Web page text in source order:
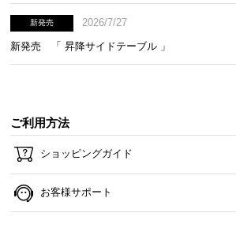
新発売
2026/7/27
新発売 「 昇降サイドテーブル 」
ご利用方法
ショッピングガイド
お客様サポート